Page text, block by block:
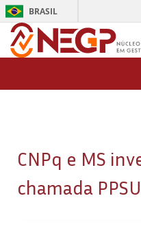
BRASIL
CNPq e MS
chamada